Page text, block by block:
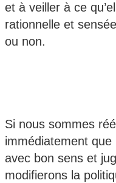
et à veiller à ce
rationnelle et
ou non.
Si nous sommes
immédiatement
avec bon sens et
modifierons la